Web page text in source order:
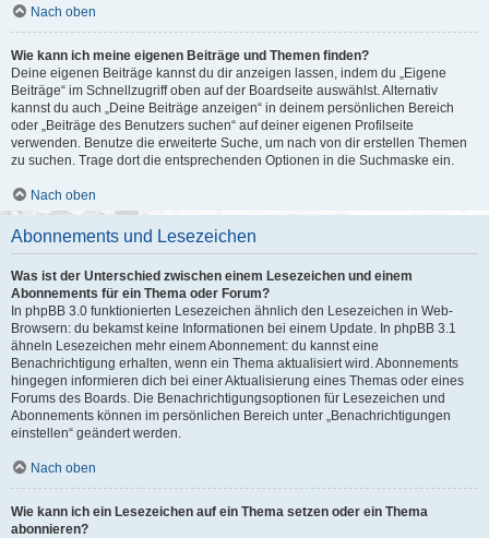
Nach oben
Wie kann ich meine eigenen Beiträge und Themen finden?
Deine eigenen Beiträge kannst du dir anzeigen lassen, indem du „Eigene
Beiträge“ im Schnellzugriff oben auf der Boardseite auswählst. Alternativ
kannst du auch „Deine Beiträge anzeigen“ in deinem persönlichen Bereich
oder „Beiträge des Benutzers suchen“ auf deiner eigenen Profilseite
verwenden. Benutze die erweiterte Suche, um nach von dir erstellen Themen
zu suchen. Trage dort die entsprechenden Optionen in die Suchmaske ein.
Nach oben
Abonnements und Lesezeichen
Was ist der Unterschied zwischen einem Lesezeichen und einem
Abonnements für ein Thema oder Forum?
In phpBB 3.0 funktionierten Lesezeichen ähnlich den Lesezeichen in Web-
Browsern: du bekamst keine Informationen bei einem Update. In phpBB 3.1
ähneln Lesezeichen mehr einem Abonnement: du kannst eine
Benachrichtigung erhalten, wenn ein Thema aktualisiert wird. Abonnements
hingegen informieren dich bei einer Aktualisierung eines Themas oder eines
Forums des Boards. Die Benachrichtigungsoptionen für Lesezeichen und
Abonnements können im persönlichen Bereich unter „Benachrichtigungen
einstellen“ geändert werden.
Nach oben
Wie kann ich ein Lesezeichen auf ein Thema setzen oder ein Thema
abonnieren?